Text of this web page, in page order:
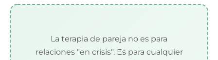
La terapia de pareja no es para
relaciones "en crisis". Es para cualquier